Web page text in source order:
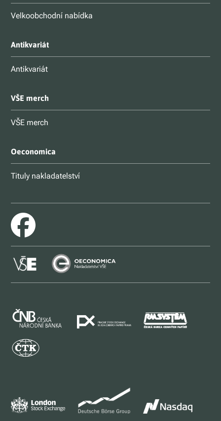
Velkoobchodní nabídka
Antikvariát
Antikvariát
VŠE merch
VŠE merch
Oeconomica
Tituly nakladatelství